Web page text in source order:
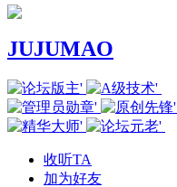
JUJUMAO
收听TA
加为好友